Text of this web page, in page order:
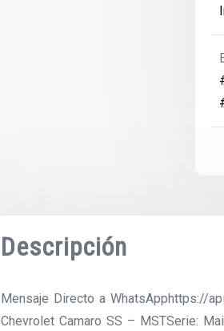
Descripción
Mensaje Directo a WhatsApphttps://
Chevrolet Camaro SS – MSTSerie: